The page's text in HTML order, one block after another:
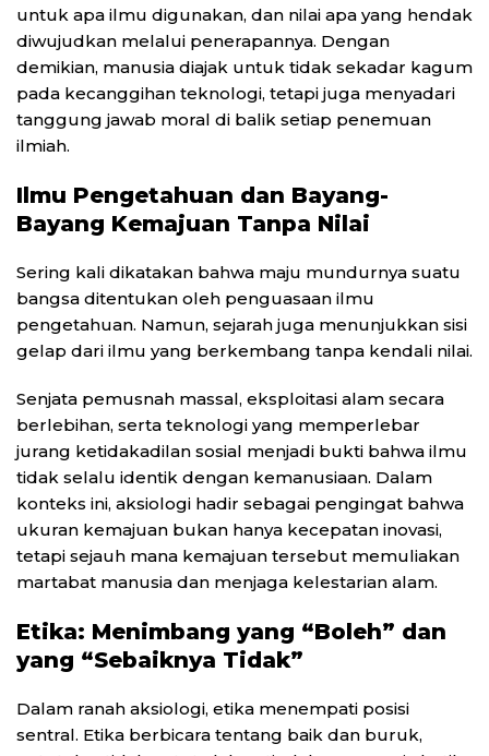
untuk apa ilmu digunakan, dan nilai apa yang hendak
diwujudkan melalui penerapannya. Dengan
demikian, manusia diajak untuk tidak sekadar kagum
pada kecanggihan teknologi, tetapi juga menyadari
tanggung jawab moral di balik setiap penemuan
ilmiah.
Ilmu Pengetahuan dan Bayang-
Bayang Kemajuan Tanpa Nilai
Sering kali dikatakan bahwa maju mundurnya suatu
bangsa ditentukan oleh penguasaan ilmu
pengetahuan. Namun, sejarah juga menunjukkan sisi
gelap dari ilmu yang berkembang tanpa kendali nilai.
Senjata pemusnah massal, eksploitasi alam secara
berlebihan, serta teknologi yang memperlebar
jurang ketidakadilan sosial menjadi bukti bahwa ilmu
tidak selalu identik dengan kemanusiaan. Dalam
konteks ini, aksiologi hadir sebagai pengingat bahwa
ukuran kemajuan bukan hanya kecepatan inovasi,
tetapi sejauh mana kemajuan tersebut memuliakan
martabat manusia dan menjaga kelestarian alam.
Etika: Menimbang yang “Boleh” dan
yang “Sebaiknya Tidak”
Dalam ranah aksiologi, etika menempati posisi
sentral. Etika berbicara tentang baik dan buruk,